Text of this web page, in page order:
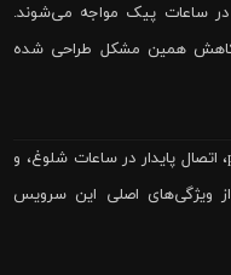
ساعات پیک مواجه می‌شوند.
همین مشکل طراحی شده
بازگشایی سریع کانال‌ها بدون نیاز به فایل prio، اتصال پایدار در ساعات شلوغ، و
ویژگی‌های اصلی این سرویس